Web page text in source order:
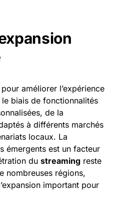
améliorer l’expérience
biais de fonctionnalités
de la
à différents marchés
locaux. La
émergents est un facteur
du streaming reste
nombreuses régions,
important pour